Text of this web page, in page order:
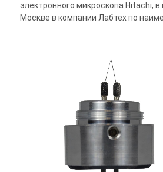
электронного микроскопа Hitachi, в
Москве в компании Лабтех по